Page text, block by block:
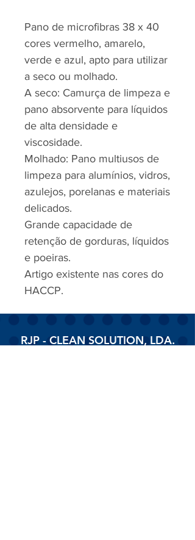
Pano de microfibras 38 x 40
cores vermelho, amarelo,
verde e azul, apto para utilizar
a seco ou molhado.
A seco: Camurça de limpeza e
pano absorvente para líquidos
de alta densidade e
viscosidade.
Molhado: Pano multiusos de
limpeza para alumínios, vidros,
azulejos, porelanas e materiais
delicados.
Grande capacidade de
retenção de gorduras, líquidos
e poeiras.
Artigo existente nas cores do
HACCP.
RJP - CLEAN SOLUTION, LDA.